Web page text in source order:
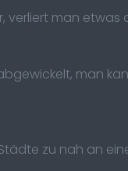
man etwas
man
zu nah an